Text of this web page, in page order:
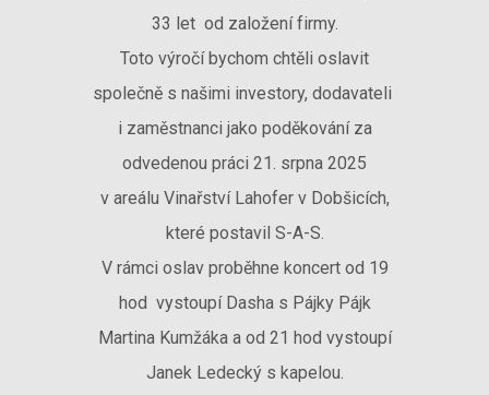
33 let od založení firmy.
Toto výročí bychom chtěli oslavit
společně s našimi investory, dodavateli
i zaměstnanci jako poděkování za
odvedenou práci 21. srpna 2025
v areálu Vinařství Lahofer v Dobšicích,
které postavil S-A-S.
V rámci oslav proběhne koncert od 19
hod vystoupí Dasha s Pájky Pájk
Martina Kumžáka a od 21 hod vystoupí
Janek Ledecký s kapelou.